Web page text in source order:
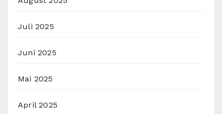
Juli 2025
Juni 2025
Mai 2025
April 2025